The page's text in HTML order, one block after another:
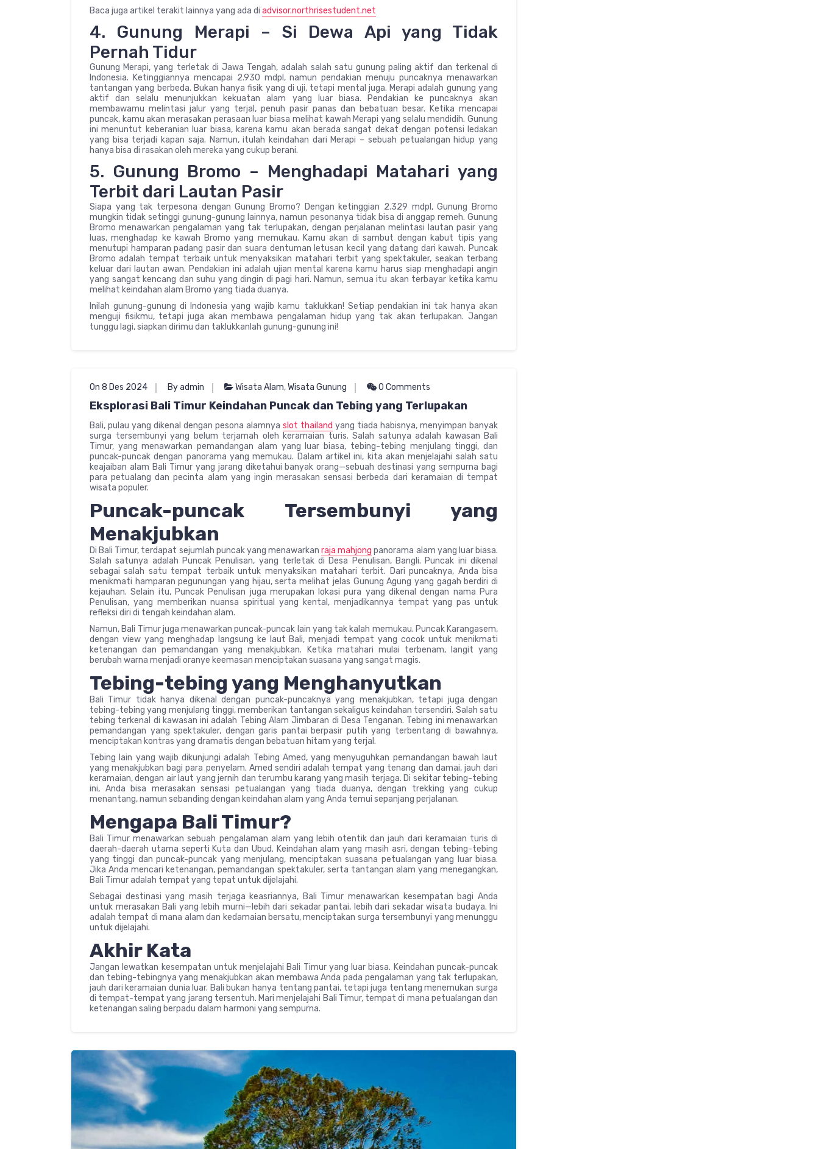
Baca juga artikel terakit lainnya yang ada di advisor.northrisestudent.net
4. Gunung Merapi – Si Dewa Api yang Tidak
Pernah Tidur
Gunung Merapi, yang terletak di Jawa Tengah, adalah salah satu gunung paling aktif dan terkenal di
Indonesia. Ketinggiannya mencapai 2.930 mdpl, namun pendakian menuju puncaknya menawarkan
tantangan yang berbeda. Bukan hanya fisik yang di uji, tetapi mental juga. Merapi adalah gunung yang
aktif dan selalu menunjukkan kekuatan alam yang luar biasa. Pendakian ke puncaknya akan
membawamu melintasi jalur yang terjal, penuh pasir panas dan bebatuan besar. Ketika mencapai
puncak, kamu akan merasakan perasaan luar biasa melihat kawah Merapi yang selalu mendidih. Gunung
ini menuntut keberanian luar biasa, karena kamu akan berada sangat dekat dengan potensi ledakan
yang bisa terjadi kapan saja. Namun, itulah keindahan dari Merapi – sebuah petualangan hidup yang
hanya bisa di rasakan oleh mereka yang cukup berani.
5. Gunung Bromo – Menghadapi Matahari yang
Terbit dari Lautan Pasir
Siapa yang tak terpesona dengan Gunung Bromo? Dengan ketinggian 2.329 mdpl, Gunung Bromo
mungkin tidak setinggi gunung-gunung lainnya, namun pesonanya tidak bisa di anggap remeh. Gunung
Bromo menawarkan pengalaman yang tak terlupakan, dengan perjalanan melintasi lautan pasir yang
luas, menghadap ke kawah Bromo yang memukau. Kamu akan di sambut dengan kabut tipis yang
menutupi hamparan padang pasir dan suara dentuman letusan kecil yang datang dari kawah. Puncak
Bromo adalah tempat terbaik untuk menyaksikan matahari terbit yang spektakuler, seakan terbang
keluar dari lautan awan. Pendakian ini adalah ujian mental karena kamu harus siap menghadapi angin
yang sangat kencang dan suhu yang dingin di pagi hari. Namun, semua itu akan terbayar ketika kamu
melihat keindahan alam Bromo yang tiada duanya.
Inilah gunung-gunung di Indonesia yang wajib kamu taklukkan! Setiap pendakian ini tak hanya akan
menguji fisikmu, tetapi juga akan membawa pengalaman hidup yang tak akan terlupakan. Jangan
tunggu lagi, siapkan dirimu dan taklukkanlah gunung-gunung ini!
On 8 Des 2024 By admin Wisata Alam,Wisata Gunung 0 Comments
Eksplorasi Bali Timur Keindahan Puncak dan Tebing yang Terlupakan
Bali, pulau yang dikenal dengan pesona alamnya slot thailand yang tiada habisnya, menyimpan banyak
surga tersembunyi yang belum terjamah oleh keramaian turis. Salah satunya adalah kawasan Bali
Timur, yang menawarkan pemandangan alam yang luar biasa, tebing-tebing menjulang tinggi, dan
puncak-puncak dengan panorama yang memukau. Dalam artikel ini, kita akan menjelajahi salah satu
keajaiban alam Bali Timur yang jarang diketahui banyak orang—sebuah destinasi yang sempurna bagi
para petualang dan pecinta alam yang ingin merasakan sensasi berbeda dari keramaian di tempat
wisata populer.
Puncak-puncak Tersembunyi yang
Menakjubkan
Di Bali Timur, terdapat sejumlah puncak yang menawarkanraja mahjong panorama alam yang luar biasa.
Salah satunya adalah Puncak Penulisan, yang terletak di Desa Penulisan, Bangli. Puncak ini dikenal
sebagai salah satu tempat terbaik untuk menyaksikan matahari terbit. Dari puncaknya, Anda bisa
menikmati hamparan pegunungan yang hijau, serta melihat jelas Gunung Agung yang gagah berdiri di
kejauhan. Selain itu, Puncak Penulisan juga merupakan lokasi pura yang dikenal dengan nama Pura
Penulisan, yang memberikan nuansa spiritual yang kental, menjadikannya tempat yang pas untuk
refleksi diri di tengah keindahan alam.
Namun, Bali Timur juga menawarkan puncak-puncak lain yang tak kalah memukau. Puncak Karangasem,
dengan view yang menghadap langsung ke laut Bali, menjadi tempat yang cocok untuk menikmati
ketenangan dan pemandangan yang menakjubkan. Ketika matahari mulai terbenam, langit yang
berubah warna menjadi oranye keemasan menciptakan suasana yang sangat magis.
Tebing-tebing yang Menghanyutkan
Bali Timur tidak hanya dikenal dengan puncak-puncaknya yang menakjubkan, tetapi juga dengan
tebing-tebing yang menjulang tinggi, memberikan tantangan sekaligus keindahan tersendiri. Salah satu
tebing terkenal di kawasan ini adalah Tebing Alam Jimbaran di Desa Tenganan. Tebing ini menawarkan
pemandangan yang spektakuler, dengan garis pantai berpasir putih yang terbentang di bawahnya,
menciptakan kontras yang dramatis dengan bebatuan hitam yang terjal.
Tebing lain yang wajib dikunjungi adalah Tebing Amed, yang menyuguhkan pemandangan bawah laut
yang menakjubkan bagi para penyelam. Amed sendiri adalah tempat yang tenang dan damai, jauh dari
keramaian, dengan air laut yang jernih dan terumbu karang yang masih terjaga. Di sekitar tebing-tebing
ini, Anda bisa merasakan sensasi petualangan yang tiada duanya, dengan trekking yang cukup
menantang, namun sebanding dengan keindahan alam yang Anda temui sepanjang perjalanan.
Mengapa Bali Timur?
Bali Timur menawarkan sebuah pengalaman alam yang lebih otentik dan jauh dari keramaian turis di
daerah-daerah utama seperti Kuta dan Ubud. Keindahan alam yang masih asri, dengan tebing-tebing
yang tinggi dan puncak-puncak yang menjulang, menciptakan suasana petualangan yang luar biasa.
Jika Anda mencari ketenangan, pemandangan spektakuler, serta tantangan alam yang menegangkan,
Bali Timur adalah tempat yang tepat untuk dijelajahi.
Sebagai destinasi yang masih terjaga keasriannya, Bali Timur menawarkan kesempatan bagi Anda
untuk merasakan Bali yang lebih murni—lebih dari sekadar pantai, lebih dari sekadar wisata budaya. Ini
adalah tempat di mana alam dan kedamaian bersatu, menciptakan surga tersembunyi yang menunggu
untuk dijelajahi.
Akhir Kata
Jangan lewatkan kesempatan untuk menjelajahi Bali Timur yang luar biasa. Keindahan puncak-puncak
dan tebing-tebingnya yang menakjubkan akan membawa Anda pada pengalaman yang tak terlupakan,
jauh dari keramaian dunia luar. Bali bukan hanya tentang pantai, tetapi juga tentang menemukan surga
di tempat-tempat yang jarang tersentuh. Mari menjelajahi Bali Timur, tempat di mana petualangan dan
ketenangan saling berpadu dalam harmoni yang sempurna.